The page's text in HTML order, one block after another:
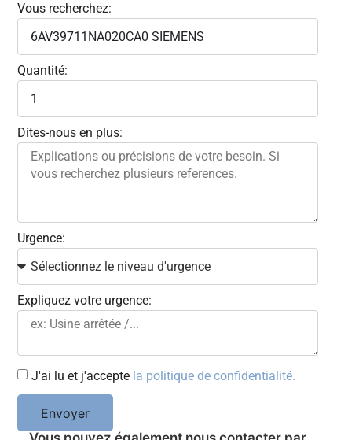
Vous recherchez:
Quantité:
Dites-nous en plus:
Urgence:
Expliquez votre urgence:
J'ai lu et j'accepte la politique de confidentialité.
Envoyer